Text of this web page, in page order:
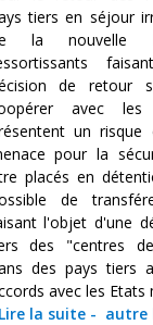
tiers en séjour
la nouvelle
de retour
avec les
un
pour la
placés en
de
l'objet d'une
des "centres
des pays tiers
avec les Etats
Lire la suite- autre